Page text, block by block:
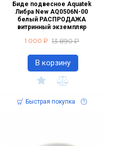
Биде подвесное Aquatek
Либра New AQ0506N-00
белый РАСПРОДАЖА
витринный экземпляр
1 000 ₽ 13 890 ₽
В корзину
Быстрая покупка